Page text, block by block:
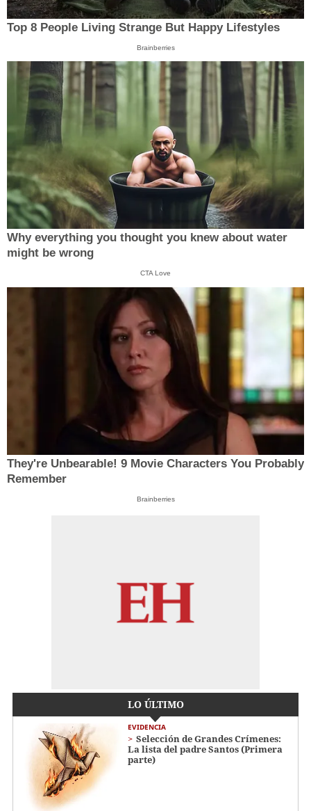
Top 8 People Living Strange But Happy Lifestyles
Brainberries
Why everything you thought you knew about water
might be wrong
CTA Love
They're Unbearable! 9 Movie Characters You Probably
Remember
Brainberries
LO ÚLTIMO
EVIDENCIA
Selección de Grandes Crímenes:
La lista del padre Santos (Primera
parte)